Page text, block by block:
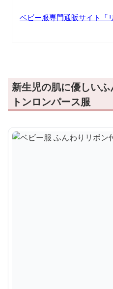
ベビー服専門通販サイト「
新生児の肌に優しい
トンロンパース服